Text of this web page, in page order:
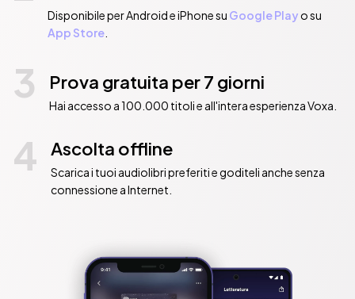
Disponibile per Android e iPhone su Google Playo su
App Store.
3 Prova gratuita per 7 giorni
Hai accesso a 100.000 titoli e all'intera esperienza Voxa.
4 Ascolta offline
Scarica i tuoi audiolibri preferiti e goditeli anche senza
connessione a Internet.